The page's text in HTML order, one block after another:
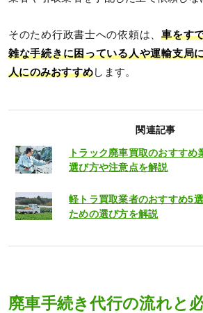
そのため行政書士への依頼は、車をす
雑な手続きに困っている人や運輸支局
人にのみおすすめします。
関連記事
トラック廃車買取のおすす
選び方や注意点を解説
軽トラ買取業者のおすすめ5
ための選び方を解説
廃車手続き代行の流れと